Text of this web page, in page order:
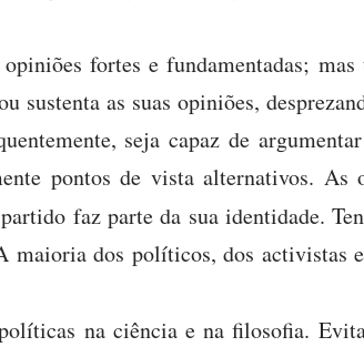
fortes e fundamentadas; mas
sustenta as suas opiniões,
seja capaz de
pontos de vista alternativos. As
faz parte da sua identidade.
maioria dos políticos, dos activistas
na ciência e na filosofia.